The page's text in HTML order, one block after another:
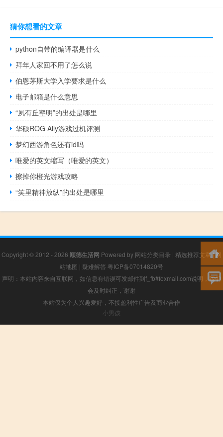
猜你想看的文章
python自带的编译器是什么
拜年人家回不用了怎么说
伯恩茅斯大学入学要求是什么
电子邮箱是什么意思
“夙有丘壑明”的出处是哪里
华硕ROG Ally游戏过机评测
梦幻西游角色还有id吗
唯爱的英文缩写（唯爱的英文）
擦掉你橙光游戏攻略
“笑里精神放纵”的出处是哪里
Copyright © 2012 - 2026 顺德生活网 Powered by 网站分类目录 | 精选推荐文章|网
站地图 | 疑难解答 粤ICP备07014820号
声明：本站内容来自互联网，如信息有错误可发邮件到f_fb#foxmail.com说明，我们
会及时纠正，谢谢
本站仅为个人兴趣爱好，不接盈利性广告及商业合作
小男孩